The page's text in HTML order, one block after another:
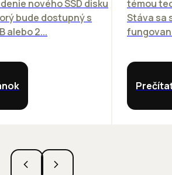
nového SSD disku
bude dostupný s
alebo 2...
témou
Stáva sa